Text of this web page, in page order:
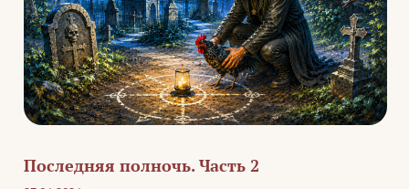
Последняя полночь. Часть 2